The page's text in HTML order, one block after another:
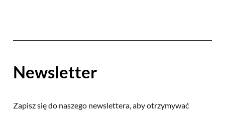
Newsletter
Zapisz się do naszego newslettera, aby otrzymywać